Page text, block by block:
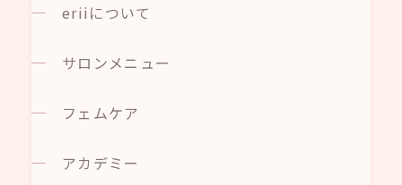
eriiについて
サロンメニュー
フェムケア
アカデミー